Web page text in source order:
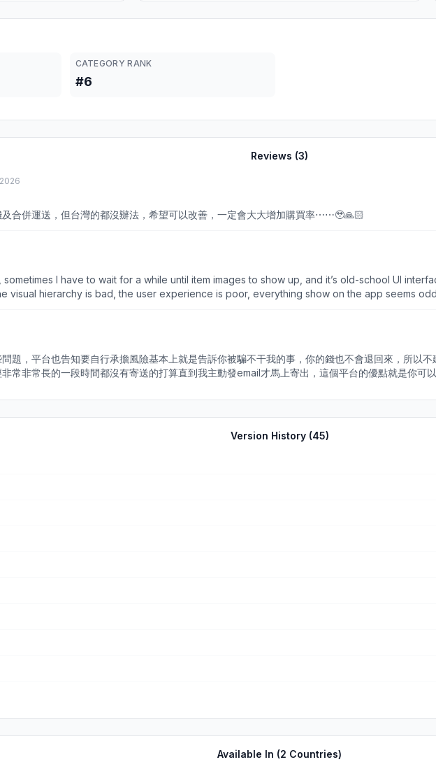
CATEGORY RANK
#6
Reviews (3)
及合併運送，但台灣的都沒辦法，希望可以改善，一定會大大增加購買率⋯⋯🥹🙏🏻
I have to wait for a while until item images to show up, and it’s old-school UI
visual hierarchy is bad, the user experience is poor, everything show on the app seems
題，平台也告知要自行承擔風險基本上就是告訴你被騙不干我的事，你的錢也不會退回來，所以
常非常長的一段時間都沒有寄送的打算直到我主動發email才馬上寄出，這個平台的優點就是你可
Version History (45)
Available In (2 Countries)